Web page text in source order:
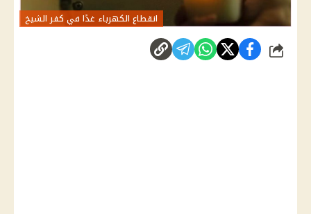
انقطاع الكهرباء غدًا في كفر الشيخ
شارك